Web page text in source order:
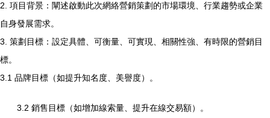
2. 項目背景：闡述啟動此次網絡營銷策劃的市場環境、行業趨勢或企業
自身發展需求。
3. 策劃目標：設定具體、可衡量、可實現、相關性強、有時限的營銷目
標。
3.1 品牌目標（如提升知名度、美譽度）。
3.2 銷售目標（如增加線索量、提升在線交易額）。